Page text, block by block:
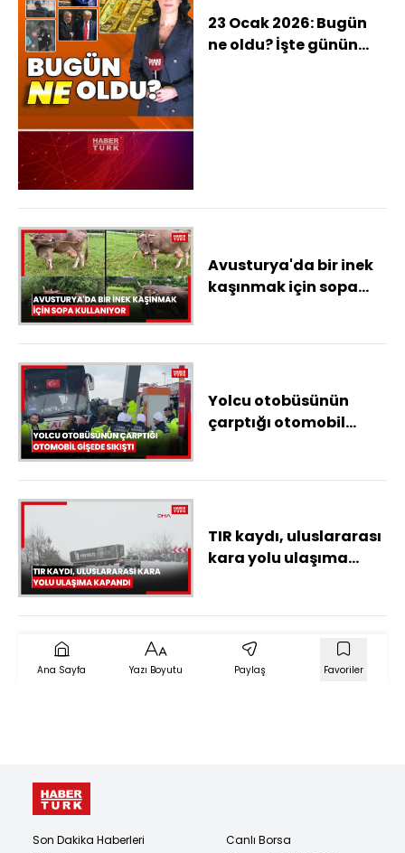
23 Ocak 2026: Bugün
ne oldu? İşte günün
Avusturya'da bir inek
kaşınmak için sopa
Yolcu otobüsünün
çarptığı otomobil
TIR kaydı, uluslararası
kara yolu ulaşıma
Ana Sayfa Yazı Boyutu Paylaş Favoriler
Son Dakika Haberleri
Canlı Borsa